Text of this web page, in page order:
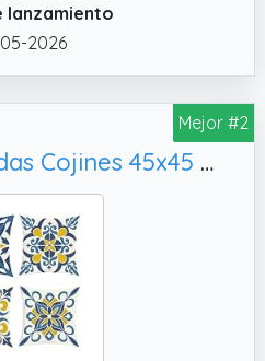
lanzamiento
2026
Mejor #2
Joymaison Fundas Cojines 45x45 Juego de 4 Funda de Almohada Flor Azul Mediterráneo Cojines Fundas Floral Geométrico Marroquí Mandala Cojine Decorativas para Sofá Salón Silla